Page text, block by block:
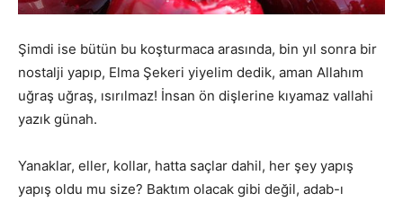
Şimdi ise bütün bu koşturmaca arasında, bin yıl sonra bir
nostalji yapıp, Elma Şekeri yiyelim dedik, aman Allahım
uğraş uğraş, ısırılmaz! İnsan ön dişlerine kıyamaz vallahi
yazık günah.
Yanaklar, eller, kollar, hatta saçlar dahil, her şey yapış
yapış oldu mu size? Baktım olacak gibi değil, adab-ı